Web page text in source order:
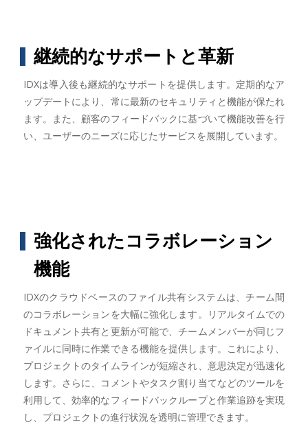
継続的なサポートと革新
IDXは導入後も継続的なサポートを提供します。定期的なア
ップデートにより、常に最新のセキュリティと機能が保たれ
ます。また、顧客のフィードバックに基づいて機能改善を行
い、ユーザーのニーズに応じたサービスを展開しています。
強化されたコラボレーション
機能
IDXのクラウドベースのファイル共有システムは、チーム間
のコラボレーションを大幅に強化します。リアルタイムでの
ドキュメント共有と更新が可能で、チームメンバーが同じフ
ァイルに同時に作業できる機能を提供します。これにより、
プロジェクトのタイムラインが短縮され、意思決定が迅速化
します。さらに、コメントやタスク割り当てなどのツールを
利用して、効率的なフィードバックループと作業追跡を実現
し、プロジェクトの進行状況を透明に管理できます。